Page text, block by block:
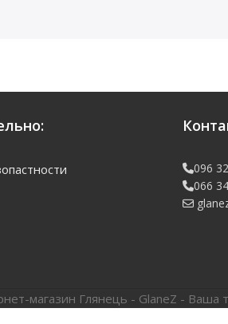
096
066
магазин Глянець - GlaneZ - Ваша